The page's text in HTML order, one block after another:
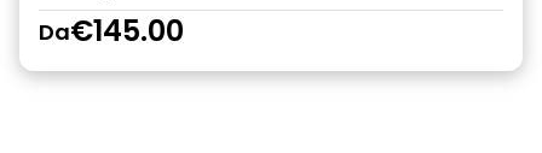
Da€145.00